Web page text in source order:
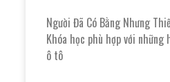
Người Đã Có Bằng Nhưng
Khóa học phù hợp với những
ô tô